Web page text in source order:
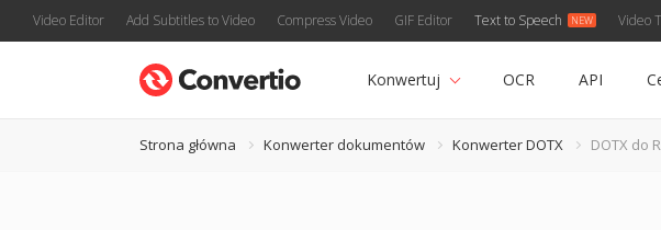
Video Editor Add Subtitles to Video Compress Video GIF Editor Text to Speech Video
Konwertuj OCR API
Strona główna Konwerter dokumentów Konwerter DOTX DOTX do